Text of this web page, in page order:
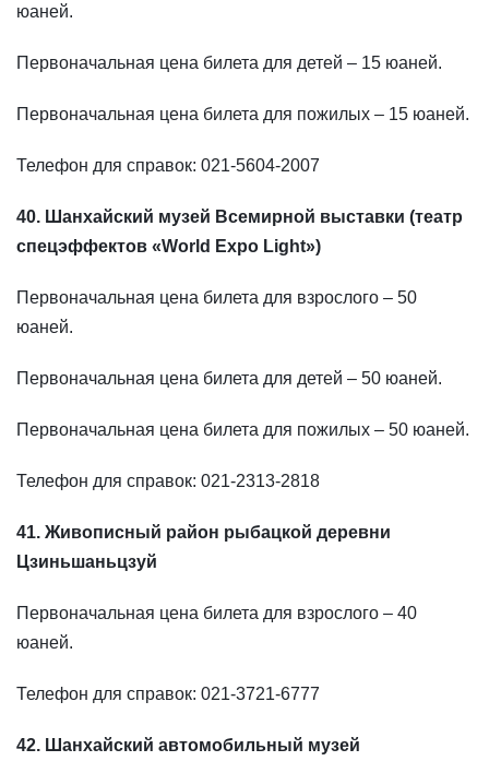
юаней.
Первоначальная цена билета для детей – 15 юаней.
Первоначальная цена билета для пожилых – 15 юаней.
Телефон для справок: 021-5604-2007
40. Шанхайский музей Всемирной выставки (театр
спецэффектов «World Expo Light»)
Первоначальная цена билета для взрослого – 50
юаней.
Первоначальная цена билета для детей – 50 юаней.
Первоначальная цена билета для пожилых – 50 юаней.
Телефон для справок: 021-2313-2818
41. Живописный район рыбацкой деревни
Цзиньшаньцзуй
Первоначальная цена билета для взрослого – 40
юаней.
Телефон для справок: 021-3721-6777
42. Шанхайский автомобильный музей